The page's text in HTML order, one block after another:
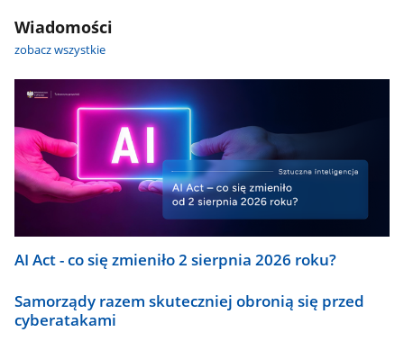
Wiadomości
zobacz wszystkie
AI Act - co się zmieniło 2 sierpnia 2026 roku?
Samorządy razem skuteczniej obronią się przed
cyberatakami